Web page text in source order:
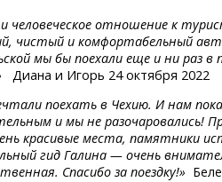
и человеческоеотношениек
чистый и комфортабельный
мы бы поехали еще и ни раз
Диана и Игорь 24 октября 2022
поехать в Чехию. И нам
и мы не разочаровались!
красивые места, памятники
гид Галина — очень
Спасибо за поездку!»